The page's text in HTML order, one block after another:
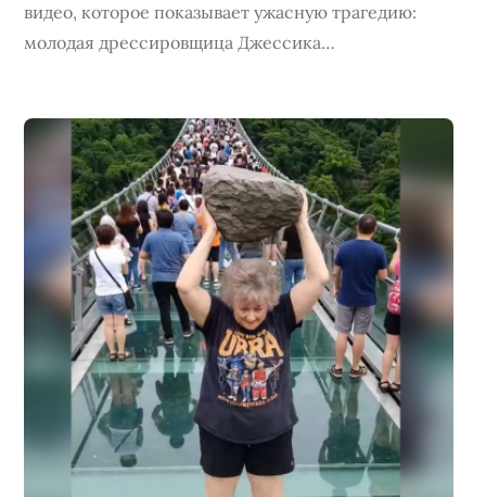
видео, которое показывает ужасную трагедию:
молодая дрессировщица Джессика…